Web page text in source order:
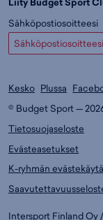
Sähköpostiosoitteesi
Kesko Plussa
© Budget Sport —
Tietosuojaseloste
Evästeasetukset
K-ryhmän
Intersport Finland Oy